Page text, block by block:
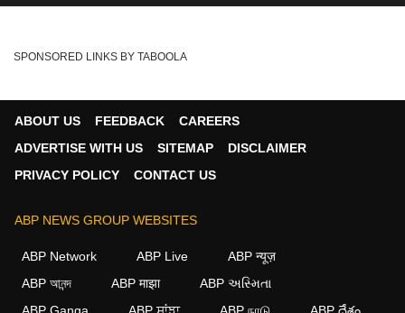
SPONSORED LINKS BY TABOOLA
ABOUT US FEEDBACK
CAREERS
ADVERTISE WITH US
SITEMAP
DISCLAIMER
PRIVACY POLICY
CONTACT US
ABP NEWS GROUP WEBSITES
ABP Network ABP Live
ABP न्यूज़
ABP আনন্দ
ABP माझा
ABP અસ્મિતા
ABP Ganga
ABP ਸਾਂਝਾ ABP நாடு ABP దేశం